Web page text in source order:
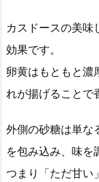
カスドースの美味
効果です。
卵黄はもともと濃
れが揚げることで
外側の砂糖は単な
を包み込み、味を
つまり「ただ甘い